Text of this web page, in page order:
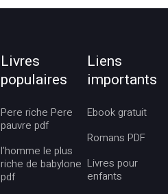
Livres
populaires
Pere riche Pere
pauvre pdf
l’homme le plus
riche de babylone
pdf
Liens
importants
Ebook gratuit
Romans PDF
Livres pour
enfants